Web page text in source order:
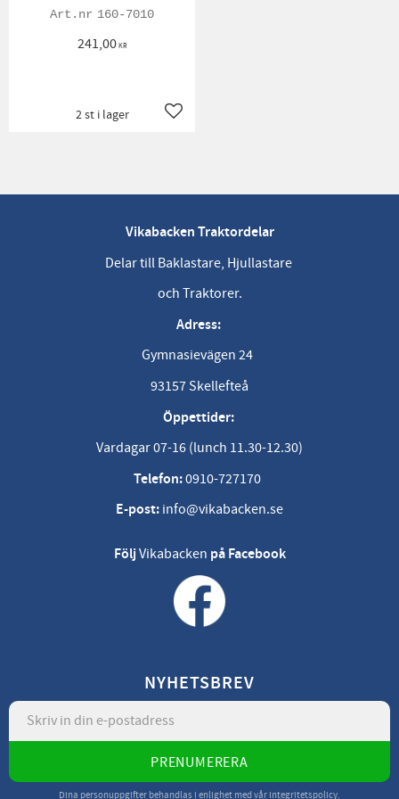
160-7010
241,00KR
Lägg till i favoriter
2 st i lager
Vikabacken Traktordelar
Delar till Baklastare, Hjullastare
och Traktorer.
Adress:
Gymnasievägen 24
93157 Skellefteå
Öppettider:
Vardagar 07-16 (lunch 11.30-12.30)
Telefon:0910-727170
E-post: info@vikabacken.se
FöljVikabacken på Facebook
NYHETSBREV
PRENUMERERA
Dina personuppgifter behandlas i enlighet med vår integritetspolicy.